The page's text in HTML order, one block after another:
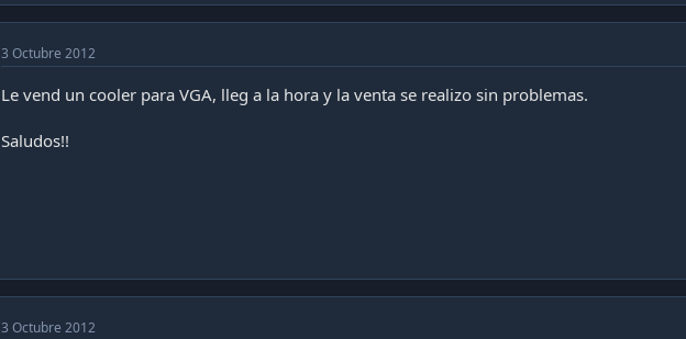
3 Octubre 2012
Le vend un cooler para VGA, lleg a la hora y la venta se realizo sin problemas.
Saludos!!
3 Octubre 2012